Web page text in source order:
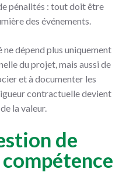
pénalités : tout doit être
des événements.
dépend plus uniquement
du projet, mais aussi de
et à documenter les
contractuelle devient
la valeur.
de